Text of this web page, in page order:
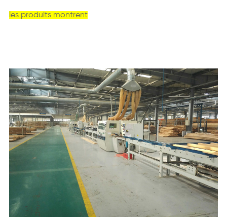
les produits montrent